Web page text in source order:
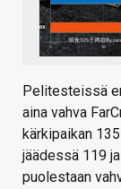
Pelitesteissä
aina vahva
kärkipaikan
jäädessä 119
puolestaan